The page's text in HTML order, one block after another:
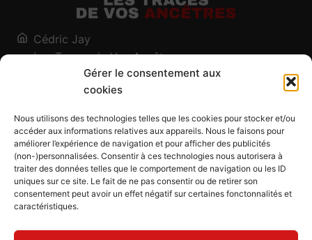
Gérer le consentement aux
cookies
Nous utilisons des technologies telles que les cookies pour stocker et/ou
accéder aux informations relatives aux appareils. Nous le faisons pour
améliorer l’expérience de navigation et pour afficher des publicités
(non-)personnalisées. Consentir à ces technologies nous autorisera à
traiter des données telles que le comportement de navigation ou les ID
uniques sur ce site. Le fait de ne pas consentir ou de retirer son
consentement peut avoir un effet négatif sur certaines fonctonnalités et
caractéristiques.
Cédric Jay
Les Traces de Vos Ancêtres
120, chemin des Salines
73200 Albertville - Savoie
Blog
Outils généalogiques
Contact
Plan du site
Mentions légales
Politique de confidentialité